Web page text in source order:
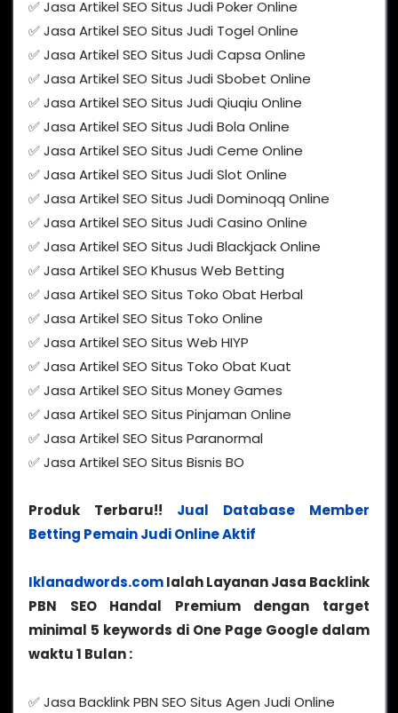
✅ Jasa Artikel SEO Situs Judi Poker Online
✅ Jasa Artikel SEO Situs Judi Togel Online
✅ Jasa Artikel SEO Situs Judi Capsa Online
✅ Jasa Artikel SEO Situs Judi Sbobet Online
✅ Jasa Artikel SEO Situs Judi Qiuqiu Online
✅ Jasa Artikel SEO Situs Judi Bola Online
✅ Jasa Artikel SEO Situs Judi Ceme Online
✅ Jasa Artikel SEO Situs Judi Slot Online
✅ Jasa Artikel SEO Situs Judi Dominoqq Online
✅ Jasa Artikel SEO Situs Judi Casino Online
✅ Jasa Artikel SEO Situs Judi Blackjack Online
✅ Jasa Artikel SEO Khusus Web Betting
✅ Jasa Artikel SEO Situs Toko Obat Herbal
✅ Jasa Artikel SEO Situs Toko Online
✅ Jasa Artikel SEO Situs Web HIYP
✅ Jasa Artikel SEO Situs Toko Obat Kuat
✅ Jasa Artikel SEO Situs Money Games
✅ Jasa Artikel SEO Situs Pinjaman Online
✅ Jasa Artikel SEO Situs Paranormal
✅ Jasa Artikel SEO Situs Bisnis BO
Produk Terbaru!! Jual Database Member
Betting Pemain Judi Online Aktif
Iklanadwords.comIalah Layanan Jasa Backlink
PBN SEO Handal Premium dengan target
minimal 5 keywords di One Page Google dalam
waktu 1 Bulan :
✅ Jasa Backlink PBN SEO Situs Agen Judi Online